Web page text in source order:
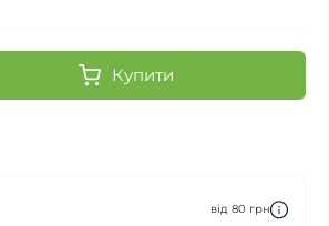
Купити
від 80 грн